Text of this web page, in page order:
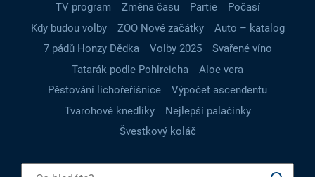
TV program
Změna času Partie
Počasí
Kdy budou volby
ZOO Nové začátky
Auto – katalog
7 pádů Honzy Dědka
Volby 2025
Svařené víno
Tatarák podle Pohlreicha
Aloe vera
Pěstování lichořeřišnice
Výpočet ascendentu
Tvarohové knedlíky
Nejlepší palačinky
Švestkový koláč